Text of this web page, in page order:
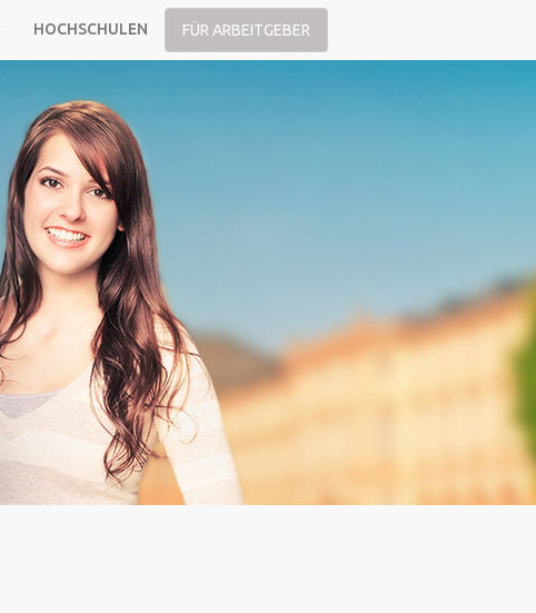
HOCHSCHULEN FÜR ARBEITGEBER